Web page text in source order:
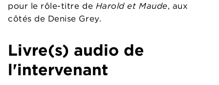
pour le rôle-titre de Harold et Maude, aux
côtés de Denise Grey.
Livre(s) audio de
l'intervenant